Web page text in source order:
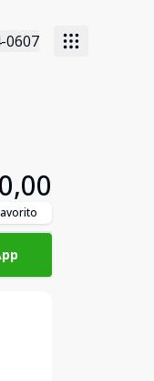
0607